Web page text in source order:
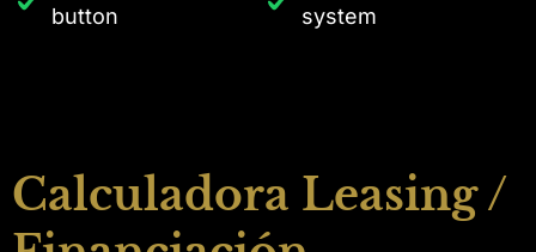
button
system
Calculadora Leasing /